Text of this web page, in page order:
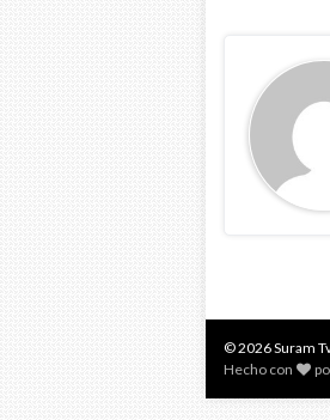
© 2026 Suram
Hecho con